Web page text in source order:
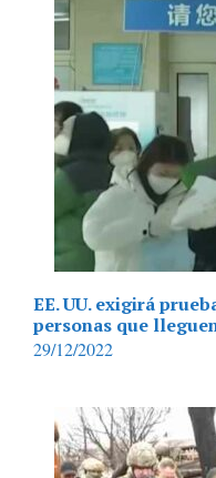
EE. UU. exigirá
personas que
29/12/2022